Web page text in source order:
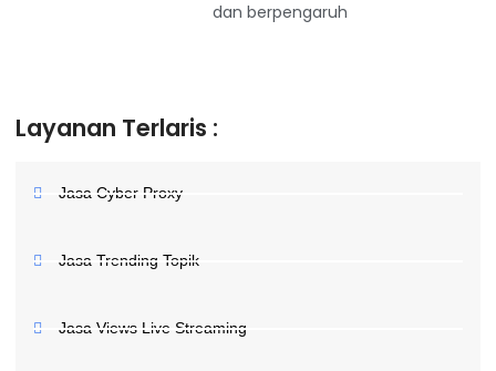
Layanan Terlaris :
Jasa Cyber Proxy
Jasa Trending Topik
Jasa Views Live Streaming
dan berpengaruh